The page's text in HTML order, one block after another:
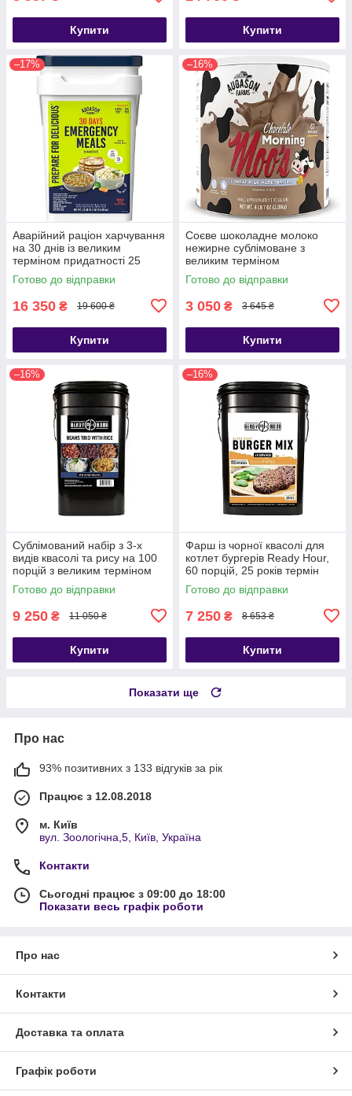
Купити Купити
–17%
Аварійний раціон харчування
на 30 днів із великим
терміном придатності 25
років Augason farms, 194
порції
Готово до відправки
16 350 ₴ 19 600 ₴
Купити
–16%
Соєве шоколадне молоко
нежирне сублімоване з
великим терміном
придатності до 20 років
Augason farms, 67 порцій
Готово до відправки
3 050 ₴ 3 645 ₴
Купити
–16%
Сублімований набір з 3-х
видів квасолі та рису на 100
порцій з великим терміном
придатності 25 років Ready
Hour
Готово до відправки
9 250 ₴ 11 050 ₴
Купити
–16%
Фарш із чорної квасолі для
котлет бургерів Ready Hour,
60 порцій, 25 років термін
зберігання
Готово до відправки
7 250 ₴ 8 653 ₴
Купити
Показати ще
Про нас
93% позитивних з 133 відгуків за рік
Працює з 12.08.2018
м. Київ
вул. Зоологічна,5, Київ, Україна
Контакти
Сьогодні працює з 09:00 до 18:00
Показати весь графік роботи
Про нас
Контакти
Доставка та оплата
Графік роботи